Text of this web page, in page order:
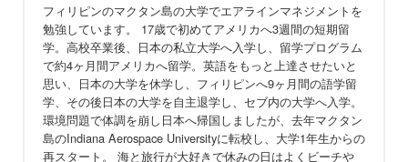
フィリピンのマクタン島の大学でエアラインマネジメントを
勉強しています。 17歳で初めてアメリカへ3週間の短期留
学。高校卒業後、日本の私立大学へ入学し、留学プログラム
で約4ヶ月間アメリカへ留学。英語をもっと上達させたいと
思い、日本の大学を休学し、フィリピンへ9ヶ月間の語学留
学、その後日本の大学を自主退学し、セブ内の大学へ入学。
環境問題で体調を崩し日本へ帰国しましたが、去年マクタン
島のIndiana Aerospace Universityに転校し、大学1年生からの
再スタート。 海と旅行が大好きで休みの日はよくビーチや